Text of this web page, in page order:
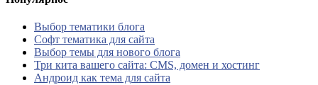
Выбор тематики блога
Софт тематика для сайта
Выбор темы для нового блога
Три кита вашего сайта: CMS, домен и хостинг
Андроид как тема для сайта